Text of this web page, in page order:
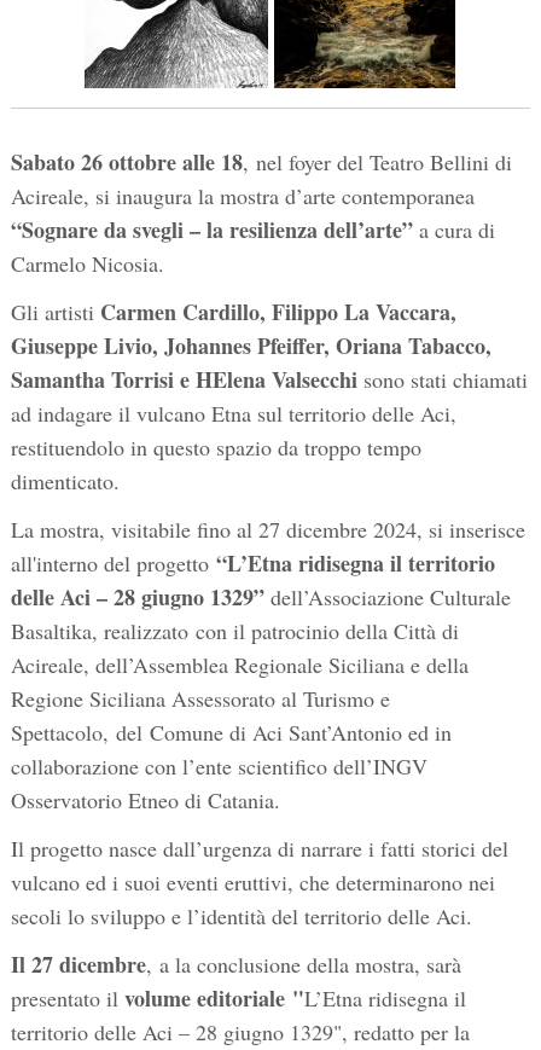
Sabato26 ottobre alle 18, nel foyer del Teatro Bellini di
Acireale, si inaugura la mostra d’arte contemporanea
“Sognare da svegli – la resilienza dell’arte”a cura di
Carmelo Nicosia.
Gli artisti Carmen Cardillo, Filippo La Vaccara,
Giuseppe Livio, Johannes Pfeiffer, Oriana Tabacco,
Samantha Torrisi e HElena Valsecchisono stati chiamati
ad indagare il vulcano Etna sul territorio delle Aci,
restituendolo in questo spazio da troppo tempo
dimenticato.
La mostra, visitabile fino al 27 dicembre 2024, si inserisce
all'interno del progetto“L’Etna ridisegna il territorio
delle Aci – 28 giugno 1329” dell’Associazione Culturale
Basaltika, realizzato con il patrocinio della Città di
Acireale, dell’Assemblea Regionale Siciliana e della
Regione Siciliana Assessorato al Turismo e
Spettacolo, del Comune di Aci Sant’Antonio ed in
collaborazione con l’ente scientifico dell’INGV
Osservatorio Etneo di Catania.
Il progetto nasce dall’urgenza di narrare i fatti storici del
vulcano ed i suoi eventi eruttivi, che determinarono nei
secoli lo sviluppo e l’identità del territorio delle Aci.
Il 27 dicembre, a la conclusione della mostra, sarà
presentato il volume editoriale "L’Etna ridisegna il
territorio delle Aci – 28 giugno 1329", redatto per la